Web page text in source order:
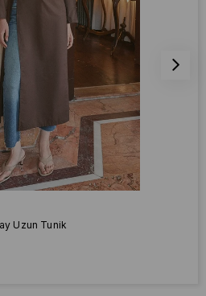
Uzun Tunik